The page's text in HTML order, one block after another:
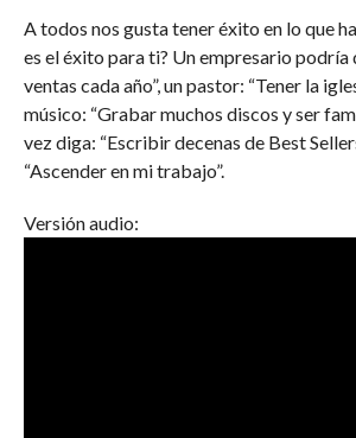
A todos nos gusta tener éxito en lo que
es el éxito para ti? Un empresario podría
ventas cada año”, un pastor: “Tener la
músico: “Grabar muchos discos y ser
vez diga: “Escribir decenas de Best
“Ascender en mi trabajo”.
Versión audio: